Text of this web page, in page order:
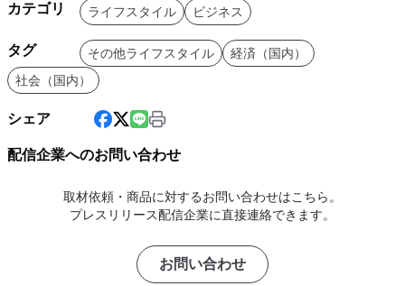
カテゴリ ライフスタイル ビジネス
タグ その他ライフスタイル
経済（国内）
社会（国内）
シェア
配信企業へのお問い合わせ
取材依頼・商品に対するお問い合わせはこちら。
プレスリリース配信企業に直接連絡できます。
お問い合わせ